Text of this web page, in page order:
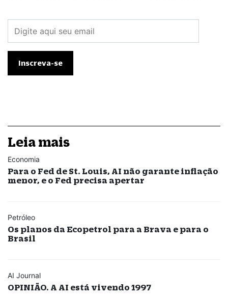
Leia mais
Economia
Para o Fed de St. Louis, AI não garante inflação
menor, e o Fed precisa apertar
Petróleo
Os planos da Ecopetrol para a Brava e para o
Brasil
AI Journal
OPINIÃO. A AI está vivendo 1997